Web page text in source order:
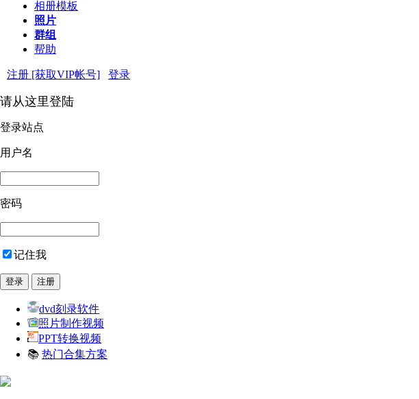
相册模板
照片
群组
帮助
注册 [获取VIP帐号] 登录
请从这里登陆
登录站点
用户名
密码
记住我
dvd刻录软件
照片制作视频
PPT转换视频
📚 热门合集方案